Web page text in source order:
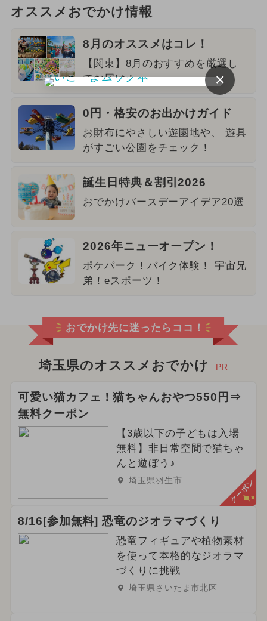
オススメおでかけ情報
8月のオススメはコレ！
【関東】8月のおすすめを厳選し
てお届け！
0円・格安のお出かけガイド
お財布にやさしい遊園地や、 遊具
がすごい公園をチェック！
誕生日特典＆割引2026
おでかけバースデーアイデア20選
2026年ニューオープン！
ポケパーク！バイク体験！ 宇宙兄
弟！eスポーツ！
おでかけ先に迷ったらココ！
埼玉県のオススメおでかけ PR
可愛い猫カフェ！猫ちゃんおやつ550円⇒
無料クーポン
【3歳以下の子どもは入場
無料】非日常空間で猫ちゃ
んと遊ぼう♪
埼玉県羽生市 クーポン
8/16[参加無料] 恐竜のジオラマづくり
恐竜フィギュアや植物素材
を使って本格的なジオラマ
づくりに挑戦
埼玉県さいたま市北区
×